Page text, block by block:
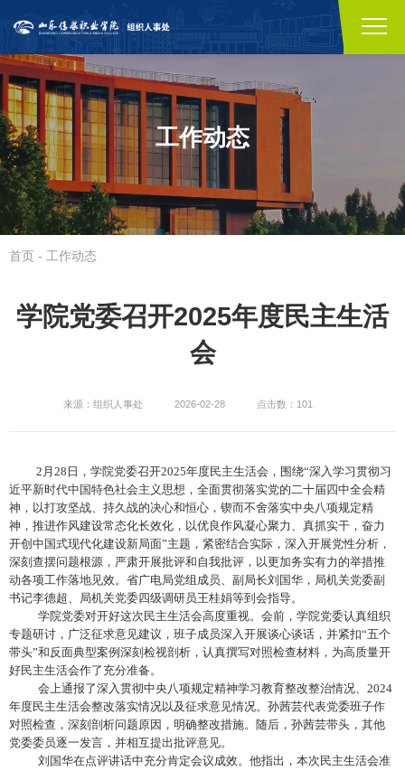
工作动态
首页 - 工作动态
学院党委召开2025年度民主生活
会
来源：组织人事处 2026-02-28 点击数：101
2 月 28 日，学院党委召开2025年度民主生活会 ， 围绕“深入学习贯彻习
近平新时代中国特色社会主义思想，全面贯彻落实党的二十届四中全会精
神，以打攻坚战、持久战的决心和恒心，锲而不舍落实中央八项规定精
神，推进作风建设常态化长效化，以优良作风凝心聚力、真抓实干，奋力
开创中国式现代化建设新局面”主题， 紧密结合实际， 深入开展党性分析，
深刻查摆问题根源，严肃开展批评和自我批评，以更加务实有力的举措推
动各项工作落地见效。省广电局党组成员 、副局长刘国华 ，局机关党委副
书记李德超、局机关党委四级调研员王桂娟等到会指导 。
学院党委对开好这次民主生活会高度重视。会前，学院党委认真组织
专题研讨，广泛征求意见建议，班子成员深入开展谈心谈话， 并紧扣“五个
带头”和反面典型案例深刻检视剖析， 认真撰写对照检查材料，为高质量开
好民主生活会作了充分准备。
会上通报了深入贯彻中央八项规定精神学习教育整改整治情况、 2024
年度民主生活会整改落实情况以及征求意见情况。孙茜芸代表党委班子作
对照检查， 深刻 剖析问题原因，明确整改措施。 随后，孙茜芸带头 ， 其他
党委委员逐一发言， 并相互提出批评意见。
刘国华在点评讲话中充分肯定会议成效 。 他指出， 本次民主生活会准